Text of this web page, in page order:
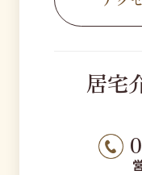
居宅